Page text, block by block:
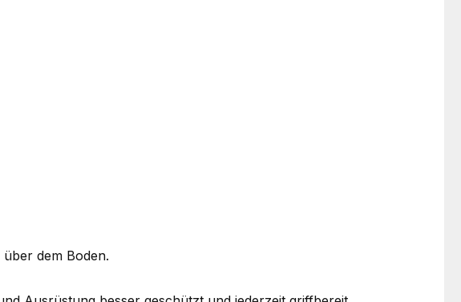
dem Boden.